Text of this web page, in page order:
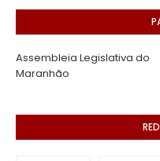
Assembleia Legislativa do
Maranhão